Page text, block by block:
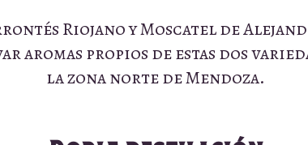
Riojano y Moscatel de
aromas propios de estas dos
la zona norte de Mendoza.